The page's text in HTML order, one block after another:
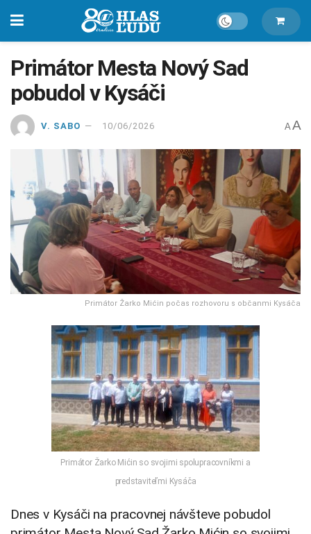
Primátor Mesta Nový Sad
pobudol v Kysáči
V. SABO 10/06/2026 A A
Primátor Žarko Mićin počas rozhovoru s občanmi Kysáča
Primátor Žarko Mićin so svojimi spolupracovníkmi a
predstaviteľmi Kysáča
Dnes v Kysáči na pracovnej návšteve pobudol